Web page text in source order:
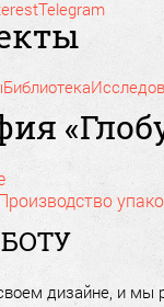
Telegram
Библиотека
дизайне, и